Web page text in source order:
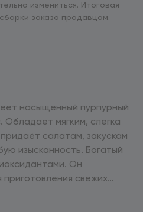
измениться. Итоговая
заказа продавцом.
насыщенный пурпурный
Обладает мягким, слегка
салатам, закускам
изысканность. Богатый
Он
свежих
блюдам, добавляя им